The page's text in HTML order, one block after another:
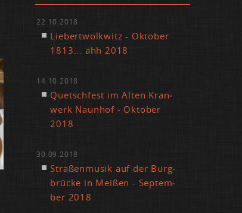
22.10.2018
Lie­bert­wolk­witz - Ok­to­ber
1813... ähh 2018
14.10.2018
Quetsch­fest im Al­ten Kran­
werk Naun­hof - Ok­to­ber
2018
30.09.2018
Stra­ßen­mu­sik auf der Burg­
brü­cke in Mei­ßen - Sep­tem­
ber 2018